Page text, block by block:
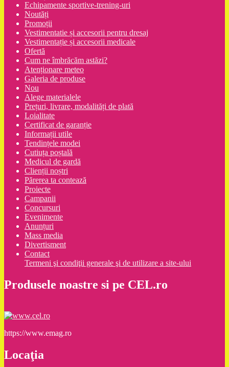
Echipamente sportive-trening-uri
Noutăți
Promoții
Vestimentatie și accesorii pentru dresaj
Vestimentație și accesorii medicale
Ofertă
Cum ne îmbrăcăm astăzi?
Atenționare meteo
Galeria de produse
Nou
Alege materialele
Prețuri, livrare, modalități de plată
Loialitate
Certificat de garanție
Informații utile
Tendințele modei
Cutiuța poștală
Medicul de gardă
Clienții noștri
Părerea ta contează
Proiecte
Campanii
Concursuri
Evenimente
Anunțuri
Mass media
Divertisment
Contact
Termeni şi condiţii generale şi de utilizare a site-ului
Produsele noastre si pe CEL.ro
https://www.emag.ro
Locaţia